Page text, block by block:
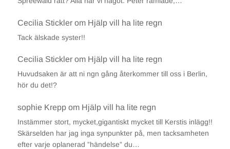
Cecilia Sticklerom Hjälp vill ha lite regn
Tack älskade syster!!
Cecilia Sticklerom Hjälp vill ha lite regn
Huvudsaken är att ni ngn gång återkommer till oss i Berlin,
hör du det!?
sophie Kreppom Hjälp vill ha lite regn
Instämmer stort, mycket,gigantiskt mycket till Kerstis inlägg!!
Skärselden har jag inga synpunkter på, men tacksamheten
efter varje oplanerad ”händelse” du…